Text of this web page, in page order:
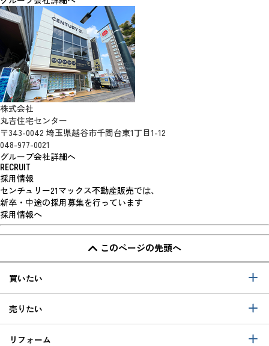
株式会社
丸吉住宅センター
〒343-0042 埼玉県越谷市千間台東1丁目1-12
048-977-0021
グループ会社詳細へ
RECRUIT
採用情報
センチュリー21マックス不動産販売では、
新卒・中途の採用募集を行っています
採用情報へ
このページの先頭へ
買いたい
売りたい
リフォーム